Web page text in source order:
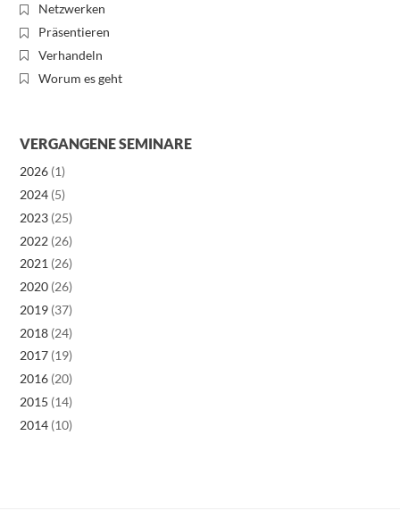
Netzwerken
Präsentieren
Verhandeln
Worum es geht
VERGANGENE SEMINARE
2026 (1)
2024 (5)
2023 (25)
2022 (26)
2021 (26)
2020 (26)
2019 (37)
2018 (24)
2017 (19)
2016 (20)
2015 (14)
2014 (10)